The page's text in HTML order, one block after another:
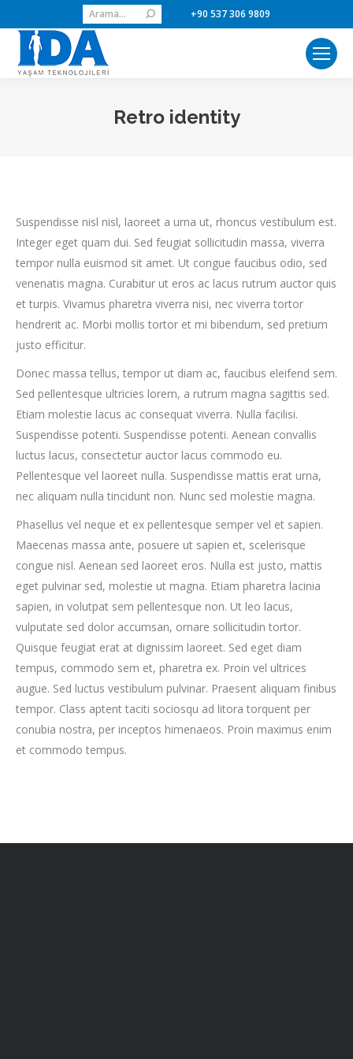
Search: +90 537 306 9809
Retro identity
Suspendisse nisl nisl, laoreet a urna ut, rhoncus vestibulum est.
Integer eget quam dui. Sed feugiat sollicitudin massa, viverra
tempor nulla euismod sit amet. Ut congue faucibus odio, sed
venenatis magna. Curabitur ut eros ac lacus rutrum auctor quis
et turpis. Vivamus pharetra viverra nisi, nec viverra tortor
hendrerit ac. Morbi mollis tortor et mi bibendum, sed pretium
justo efficitur.
Donec massa tellus, tempor ut diam ac, faucibus eleifend sem.
Sed pellentesque ultricies lorem, a rutrum magna sagittis sed.
Etiam molestie lacus ac consequat viverra. Nulla facilisi.
Suspendisse potenti. Suspendisse potenti. Aenean convallis
luctus lacus, consectetur auctor lacus commodo eu.
Pellentesque vel laoreet nulla. Suspendisse mattis erat urna,
nec aliquam nulla tincidunt non. Nunc sed molestie magna.
Phasellus vel neque et ex pellentesque semper vel et sapien.
Maecenas massa ante, posuere ut sapien et, scelerisque
congue nisl. Aenean sed laoreet eros. Nulla est justo, mattis
eget pulvinar sed, molestie ut magna. Etiam pharetra lacinia
sapien, in volutpat sem pellentesque non. Ut leo lacus,
vulputate sed dolor accumsan, ornare sollicitudin tortor.
Quisque feugiat erat at dignissim laoreet. Sed eget diam
tempus, commodo sem et, pharetra ex. Proin vel ultrices
augue. Sed luctus vestibulum pulvinar. Praesent aliquam finibus
tempor. Class aptent taciti sociosqu ad litora torquent per
conubia nostra, per inceptos himenaeos. Proin maximus enim
et commodo tempus.